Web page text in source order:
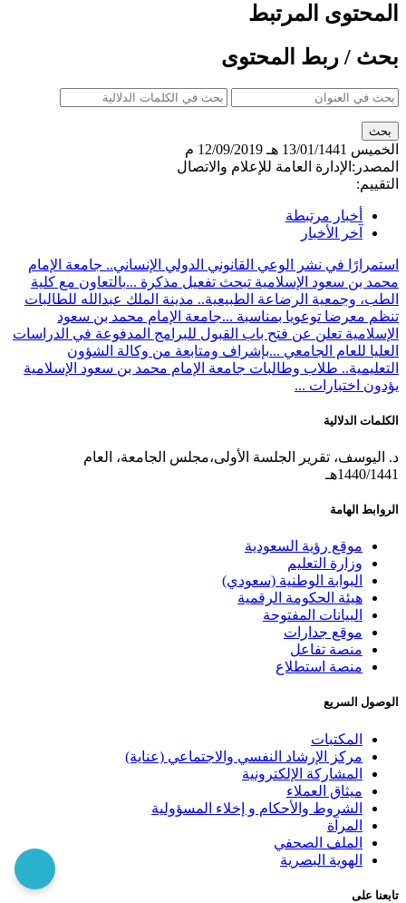
المحتوى المرتبط
بحث / ربط المحتوى
الخميس 13/01/1441 هـ
12/09/2019 م
المصدر: الإدارة العامة للإعلام والاتصال
التقييم:
أخبار مرتبطة
آخر الأخبار
استمرارًا في نشر الوعي القانوني الدولي الإنساني.. جامعة الإمام
محمد بن سعود الإسلامية تبحث تفعيل مذكرة ...بالتعاون مع كلية
الطب، وجمعية الرضاعة الطبيعية.. مدينة الملك عبدالله للطالبات
تنظم معرضا توعويا بمناسبة ...جامعة الإمام محمد بن سعود
الإسلامية تعلن عن فتح باب القبول للبرامج المدفوعة في الدراسات
العليا للعام الجامعي ...بإشراف ومتابعة من وكالة الشؤون
التعليمية.. طلاب وطالبات جامعة الإمام محمد بن سعود الإسلامية
يؤدون اختبارات ...
الكلمات الدلالية
د. اليوسف، تقرير الجلسة الأولى،مجلس الجامعة، العام
1440/1441هـ
الروابط الهامة
موقع رؤية السعودية
وزارة التعليم
البوابة الوطنية (سعودي)
هيئة الحكومة الرقمية
البيانات المفتوحة
موقع جدارات
منصة تفاعل
منصة استطلاع
الوصول السريع
المكتبات
مركز الإرشاد النفسي والاجتماعي (عناية)
المشاركة الإلكترونية
ميثاق العملاء
الشروط والأحكام و إخلاء المسؤولية
المرآة
الملف الصحفي
الهوية البصرية
تابعنا على